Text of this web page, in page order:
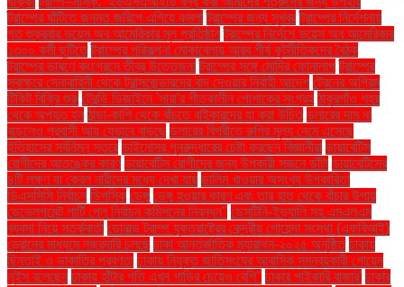
ট্রাম্পের ঘাঁটিতে জনমত জরিপে এগিয়ে কমলা ট্রাম্পের জন্য সুখবর ট্রাম্পের নির্দেশনায়
গত শুক্রবার ভয়েস অব আমেরিকার মূল প্রতিষ্ঠান ট্রাম্পের নির্দেশে ভয়েস অব আমেরিকার
১৩০০ কর্মী ছুটিতে ট্রাম্পের পরিকল্পনা মোকাবেলায় আরব শীর্ষ কূটনীতিকদের বৈঠক
ট্রাম্পের ভাষণে কংগ্রেসে তীব্র উত্তেজনা ট্রাম্পের সঙ্গে মোদির ফোনালাপ ট্রাম্পের
স্বাক্ষরে সেনাবাহিনী থেকে ট্রান্সজেন্ডারদের বাদ দেওয়ার নির্বাহী আদেশ ট্রেনের অগ্রিম
টিকিট বিক্রি শুরু ট্রেন্ডি ডিজাইনে 'সারা'র শীতকালীন পোশাকের সংগ্রহ ঠাকুরগাঁও শহর
থেকে অপহৃত হন ঠান্ডা-কাশি থেকে বাঁচতে বাইকারদের যা করা উচিত ডলারের দাম না
বাড়লেও প্রবাসী আয় যেভাবে বাড়ছে ডলারের বিপরীতে রুপির মূল্য নেমে এসেছে
ইতিহাসের সর্বনিম্ন স্তরে ডাইনোসর পুনরুদ্ধারের চেষ্টা করছেন বিজ্ঞানীরা ডায়াবেটিস
রোগীদের আতঙ্কের কারণ ডায়াবেটিস রোগীদের জন্য উপকারী সজনে ডাঁটা ডায়াবেটিসের
৪টি লক্ষণ যা কেবল নারীদের মধ্যে দেখা যায় ডালিম খাওয়ার অসংখ্য উপকারিতা
ডিএসসিসি নির্বাচন ডিপসিক ডেঙ্গু ডেঙ্গু হওয়ার কারণ এবং তার হাত থেকে বাঁচার উপায়
ডেভেলপমেন্ট পার্টি পেল নির্বাচন কমিশনের নিবন্ধন" ডেসটিনি-ইভ্যালি সহ এমএলএম
ব্যবসা নিয়ে সতর্কবার্তা ডোনাল্ড ট্রাম্প যুক্তরাষ্ট্রের কেন্দ্রীয় গোয়েন্দা সংস্থা (এফবিআই)
ড্রোনের মাধ্যমে নজরদারি চলছে ঢাকা আন্তর্জাতিক ম্যারাথন-২০২৫ অনুষ্ঠিত ঢাকায়
ছিনতাই ও ডাকাতির প্রবণতা ঢাকায় নিযুক্ত জাতিসংঘের আবাসিক সমন্বয়কারী গোয়েন
লুইস বলেছেন ঢাকায় হাঁটার গতি এখন গাড়ির চেয়েও বেশি'' ঢাকার পাইকারি বাজার' ঢাকার